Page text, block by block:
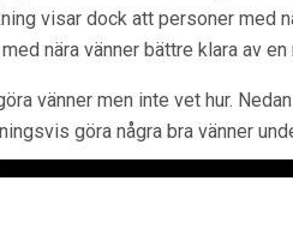
visar dock att personer med
nära vänner bättre klara av
vänner men inte vet hur.
göra några bra vänner